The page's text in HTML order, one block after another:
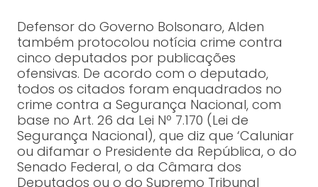
Defensor do Governo Bolsonaro, Alden
também protocolou notícia crime contra
cinco deputados por publicações
ofensivas. De acordo com o deputado,
todos os citados foram enquadrados no
crime contra a Segurança Nacional, com
base no Art. 26 da Lei Nº 7.170 (Lei de
Segurança Nacional), que diz que ‘Caluniar
ou difamar o Presidente da República, o do
Senado Federal, o da Câmara dos
Deputados ou o do Supremo Tribunal